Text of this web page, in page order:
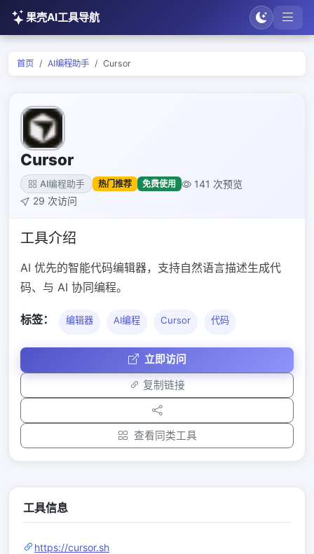
果壳AI工具导航
首页 AI编程助手 Cursor
Cursor
AI编程助手 热门推荐 免费使用
141 次预览
29 次访问
工具介绍
AI 优先的智能代码编辑器，支持自然语言描述生成代
码、与 AI 协同编程。
标签： 编辑器 AI编程 Cursor 代码
立即访问
复制链接
查看同类工具
工具信息
https://cursor.sh